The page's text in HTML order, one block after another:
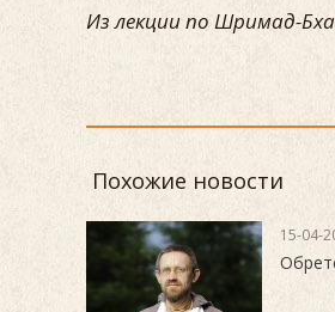
Из лекции по Шримад-
Похожие новости
15-04-